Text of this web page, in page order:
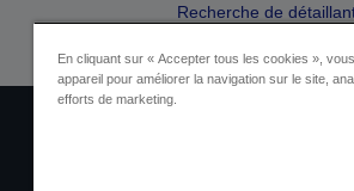
Recherche de
En cliquant sur « Accepter tous les cookies »,
appareil pour améliorer la navigation sur le site,
efforts de marketing.